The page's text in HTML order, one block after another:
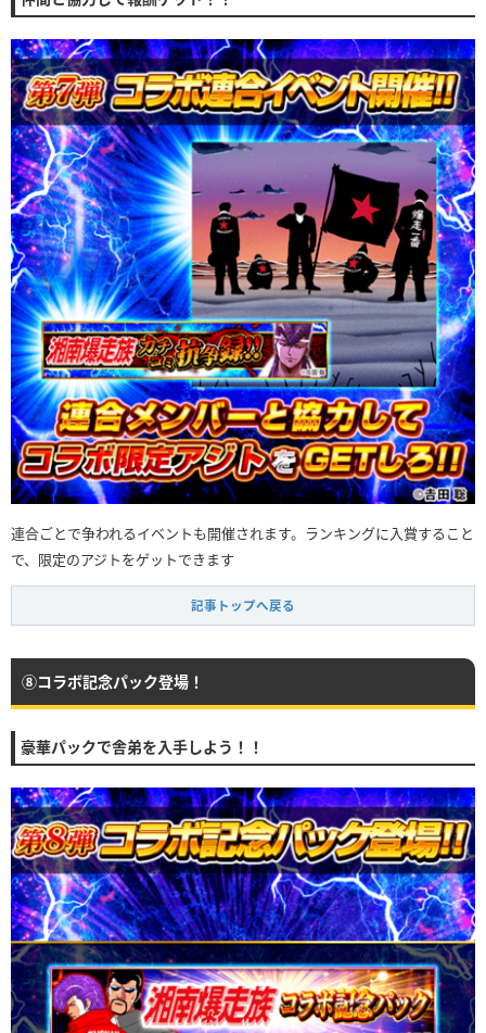
連合ごとで争われるイベントも開催されます。ランキングに入賞すること
で、限定のアジトをゲットできます
記事トップへ戻る
⑧コラボ記念パック登場！
豪華パックで舎弟を入手しよう！！